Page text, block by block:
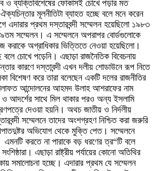
ও ব্যক্তিবিশেষের ফোকাসই চোখে পড়ার মত
মূলনীতিটা ব্যাহত হচ্ছে বলে মনে করেন
এদারার প্রথম দস্তারবন্দী সম্মেলন হয়েছিলো ১৯৮৩
সম্মেলন। এ সম্মেলনে অপরাপর বোর্ডগুলোকে
করাকে অগ্রাধিকার ভিত্তিতে নেওয়া হয়েছিলো।
চোখে পড়েনি। এছাড়া রাজনৈতিক বিবেচনায়
কারণে দস্তাবন্দী এখন দলীয় শোডাউনে রূপ নিতে
বিশেষণ করে তারা বলেছেন একটি দলের রাজনীতির
খেলাফত আন্দোলনের আহমদ উলাহ আশরাফের নাম
ও আদর্শের সাথে মিল থাকার পরও অন্য ইসলামি
দেওয়া হয়নি। অথচ জাতীয় ও নির্দলীয়
সম্মেলনে তাদের অংশগ্রহণ নিশ্চিত করা জরুরি
অভিযোগ থেকে মুক্তি পেত। সম্মেলনে
করতে না পারাকে বড় ধরণের ত্র“টি বলে
এছাড়া রাষ্ট্রীয় পর্যায়ের কোনো অতিথির
সমালোচনা হচ্ছে। এদারার প্রথম যে সম্মেলন